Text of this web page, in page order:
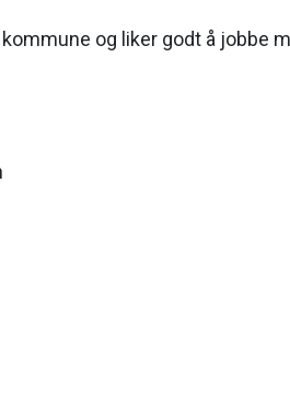
og liker godt å jobbe